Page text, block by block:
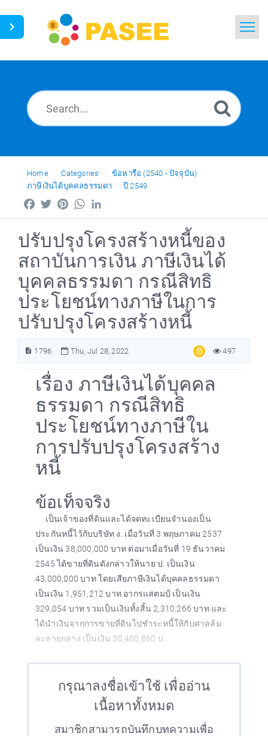
News
Ask a Question
Home Categories
ข้อหารือ (2540 - ปัจจุบัน)
ภาษีเงินได้บุคคลธรรมดา
ปี 2549
FacebookTwitterPinterestWhatsApp
ปรับปรุงโครงสร้างหนี้ของ
สถาบันการเงิน ภาษีเงินได้
บุคคลธรรมดา กรณีสิทธิ
ประโยชน์ทางภาษีในการ
ปรับปรุงโครงสร้างหนี้
1796 Thu, Jul 28, 2022 497
เรื่อง ภาษีเงินได้บุคคล
ธรรมดา กรณีสิทธิ
ประโยชน์ทางภาษีใน
การปรับปรุงโครงสร้าง
หนี้
ข้อเท็จจริง
เป็นเจ้าของที่ดินและได้จดทะเบียนจำนองเป็น
ประกันหนี้ไว้กับบริษัท ง. เมื่อวันที่ 3 พฤษภาคม 2537
เป็นเงิน 38,000,000 บาท ต่อมาเมื่อวันที่ 19 ธันวาคม
2545 ได้ขายที่ดินดังกล่าวให้นาย ป. เป็นเงิน
43,000,000 บาท โดยเสียภาษีเงินได้บุคคลธรรมดา
เป็นเงิน 1,951,212 บาท อากรแสตมป์ เป็นเงิน
329,054 บาท รวมเป็นเงินทั้งสิ้น 2,310,266 บาท และ
ได้นำเงินจากการขายที่ดินไปชำระหนี้ให้กับศาลล้ม
ละลายกลาง เป็นเงิน 30,400,860 บ...
กรุณาลงชื่อเข้าใช้ เพื่ออ่าน
เนื้อหาทั้งหมด
สมาชิกสามารถบันทึกบทความเพื่อ